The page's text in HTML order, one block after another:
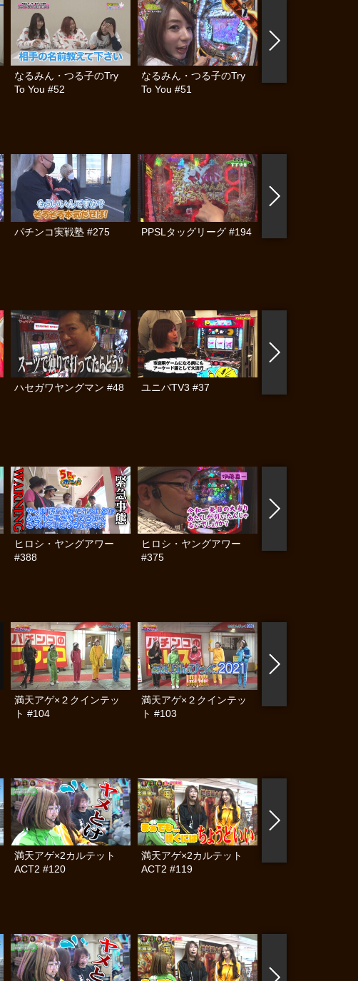
なるみん・つる子のTry
To You #52
なるみん・つる子のTry
To You #51
パチンコ実戦塾 #275 PPSLタッグリーグ #194
ハセガワヤングマン #48 ユニバTV3 #37
ヒロシ・ヤングアワー
#388
ヒロシ・ヤングアワー
#375
満天アゲ×２クインテッ
ト #104
満天アゲ×２クインテッ
ト #103
満天アゲ×2カルテット
ACT2 #120
満天アゲ×2カルテット
ACT2 #119